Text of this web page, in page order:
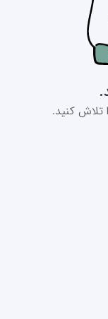
تلاش کنید.